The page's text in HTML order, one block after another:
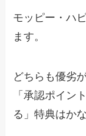
モッピー・ハ
ます。
どちらも優劣
「承認ポイン
る」特典はか